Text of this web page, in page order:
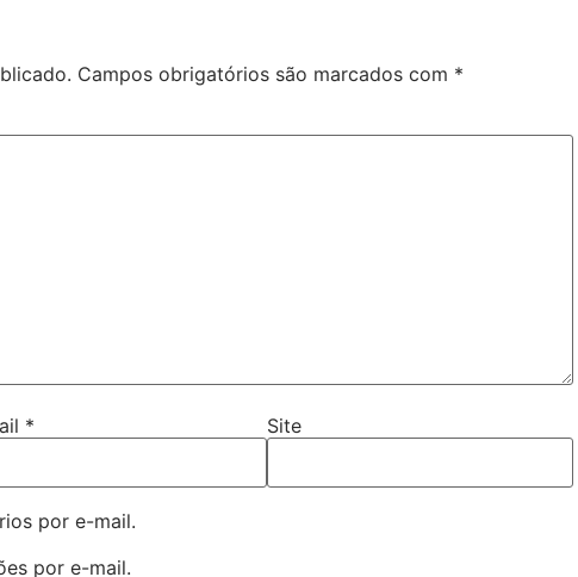
Campos obrigatórios são marcados com *
* Site
por e-mail.
por e-mail.